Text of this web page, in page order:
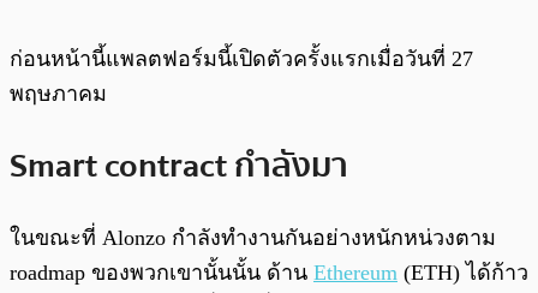
ก่อนหน้านี้แพลตฟอร์มนี้เปิดตัวครั้งแรกเมื่อวันที่ 27
พฤษภาคม
Smart contract กำลังมา
ในขณะที่ Alonzo กำลังทำงานกันอย่างหนักหน่วงตาม
roadmap ของพวกเขานั้นนั้น ด้าน Ethereum (ETH) ได้ก้าว